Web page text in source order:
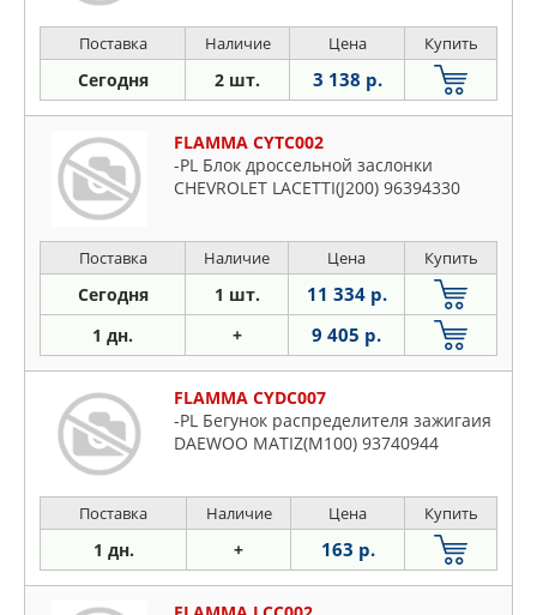
Поставка Наличие Цена Купить
Сегодня 2 шт. 3 138 р.
FLAMMA CYTC002
-PL Блок дроссельной заслонки
CHEVROLET LACETTI(J200) 96394330
Поставка Наличие Цена Купить
Сегодня 1 шт. 11 334 р.
1 дн. + 9 405 р.
FLAMMA CYDC007
-PL Бегунок распределителя зажигаия
DAEWOO MATIZ(M100) 93740944
Поставка Наличие Цена Купить
1 дн. + 163 р.